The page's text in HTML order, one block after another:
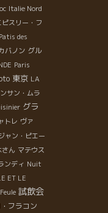
Italie Nord
ピスリー・フ
Patis des
バノン グル
Paris
東京 LA
サン・ムラ
グラ
トレ ヴァ
ャン・ピエー
ん マテウス
ンディ Nuit
ET LE
試飲会
フラコン